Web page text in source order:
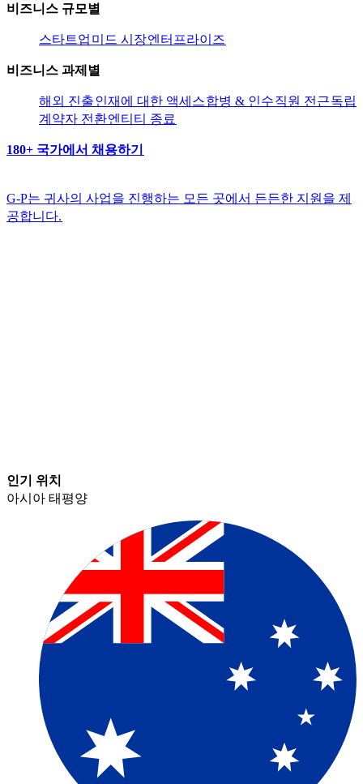
비즈니스 규모별​​
스타트업​​ 미드 시장​​엔터프라이즈​​
비즈니스 과제별​​
해외 진출​​인재에 대한 액세스​​합병 & 인수​​직원 전근​​독립
계약자 전환​​엔티티 종료​​
180+ 국가에서 채용하기​​
G-P는 귀사의 사업을 진행하는 모든 곳에서 든든한 지원을 제
공합니다.​​
인기 위치​​
아시아 태평양​​